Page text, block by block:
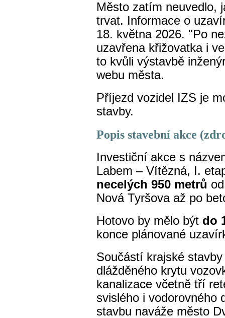
Město zatím neuvedlo,
trvat. Informace o
18. května 2026. "Po
uzavřena křižovatka i
to kvůli výstavbě
webu města.
Příjezd vozidel IZS je
stavby.
Popis stavební akce
Investiční akce s
Labem – Vítězná, I.
necelých 950 metrů
Nová Tyršova až po
Hotovo by mělo být do
konce plánované
Součástí krajské
dlážděného krytu
kanalizace včetně tří
svislého i vodorovného
stavbu naváže město